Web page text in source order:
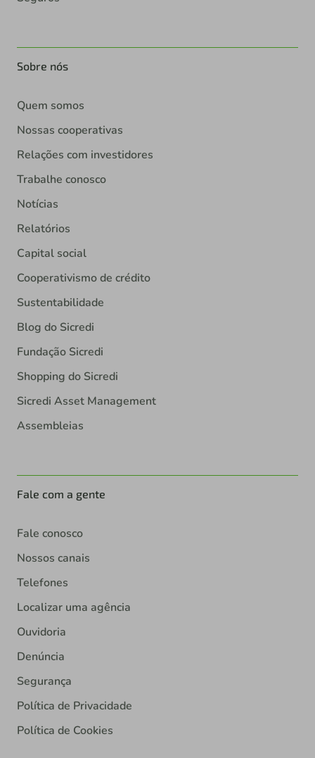
Sobre nós
Quem somos
Nossas cooperativas
Relações com investidores
Trabalhe conosco
Notícias
Relatórios
Capital social
Cooperativismo de crédito
Sustentabilidade
Blog do Sicredi
Fundação Sicredi
Shopping do Sicredi
Sicredi Asset Management
Assembleias
Fale com a gente
Fale conosco
Nossos canais
Telefones
Localizar uma agência
Ouvidoria
Denúncia
Segurança
Política de Privacidade
Política de Cookies